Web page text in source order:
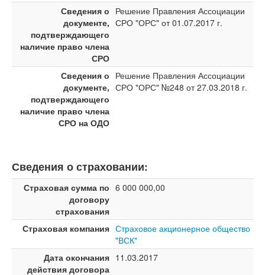
Сведения о
документе,
подтверждающего
наличие право члена
СРО
Решение Правления Ассоциации
СРО "ОРС" от 01.07.2017 г.
Сведения о
документе,
подтверждающего
наличие право члена
СРО на ОДО
Решение Правления Ассоциации
СРО "ОРС" №248 от 27.03.2018 г.
Сведения о страховании:
Страховая сумма по
договору
страхования
6 000 000,00
Страховая компания Страховое акционерное общество
"ВСК"
Дата окончания
действия договора
11.03.2017